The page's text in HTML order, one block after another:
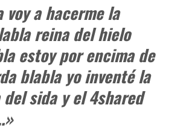
voy a hacerme la
reina del hielo
estoy por encima de
blabla yo inventé la
del sida y el 4shared